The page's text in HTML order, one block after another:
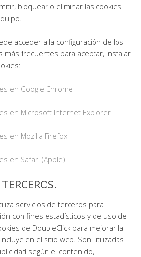
bloquear o eliminar las cookies
acceder a la configuración de los
más frecuentes para aceptar, instalar
en Google Chrome
en Microsoft Internet Explorer
en Mozilla Firefox
en Safari (Apple)
servicios de terceros para
con fines estadísticos y de uso de
de DoubleClick para mejorar la
en el sitio web. Son utilizadas
según el contenido,